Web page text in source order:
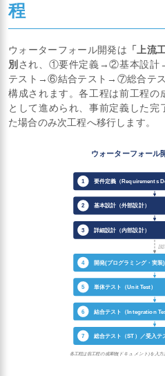
程
ウォーターフォール開発は 「上流
別 され、①要件定義→②基本設
テスト→⑥結合テスト→⑦総合テス
構成されます。各工程は前工程の
として進められ、事前定義した完
た場合のみ次工程へ移行します。
ウォーターフォール
1 要件定義（Requirements
2 基本設計（外部設計）
3 詳細設計（内部設計）
設
4 開発(プログラミング・実装)
5 単体テスト（Unit Test）
6 結合テスト（Integration
7 総合テスト（ST）／受入テ
各工程は前工程の成果物(ドキュメント)を入